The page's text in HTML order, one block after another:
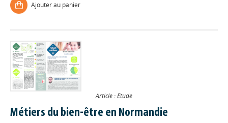
Ajouter au panier
Article : Etude
Métiers du bien-être en Normandie